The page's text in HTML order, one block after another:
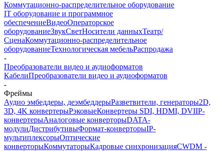
Коммутационно-распределительное оборудование
IT оборудование и программное
обеспечениеВидеоОператорское
оборудованиеЗвукСветНосители данныхТеатр/
СценаКоммутационно-распределительное
оборудованиеТехнологическая мебельРаспродажа
-
Преобразователи видео и аудиоформатов
КабелиПреобразователи видео и аудиоформатов
-
Фреймы
Аудио эмбеддеры, деэмбеддерыРазветвители, генераторы2D,
3D, 4K конвертерыРэковыеКонвертеры SDI, HDMI, DVIIP-
конвертерыАналоговые конверторыDATA-
модулиДистрибутивыФормат-конверторыIP-
мультиплексорыОптические
конверторыКоммутаторыКадровые синхронизацияCWDM -